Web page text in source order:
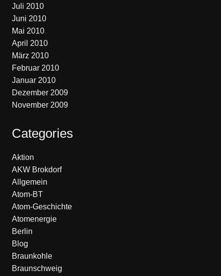
Juli 2010
Juni 2010
Mai 2010
April 2010
März 2010
Februar 2010
Januar 2010
Dezember 2009
November 2009
Categories
Aktion
AKW Brokdorf
Allgemein
Atom-BT
Atom-Geschichte
Atomenergie
Berlin
Blog
Braunkohle
Braunschweig